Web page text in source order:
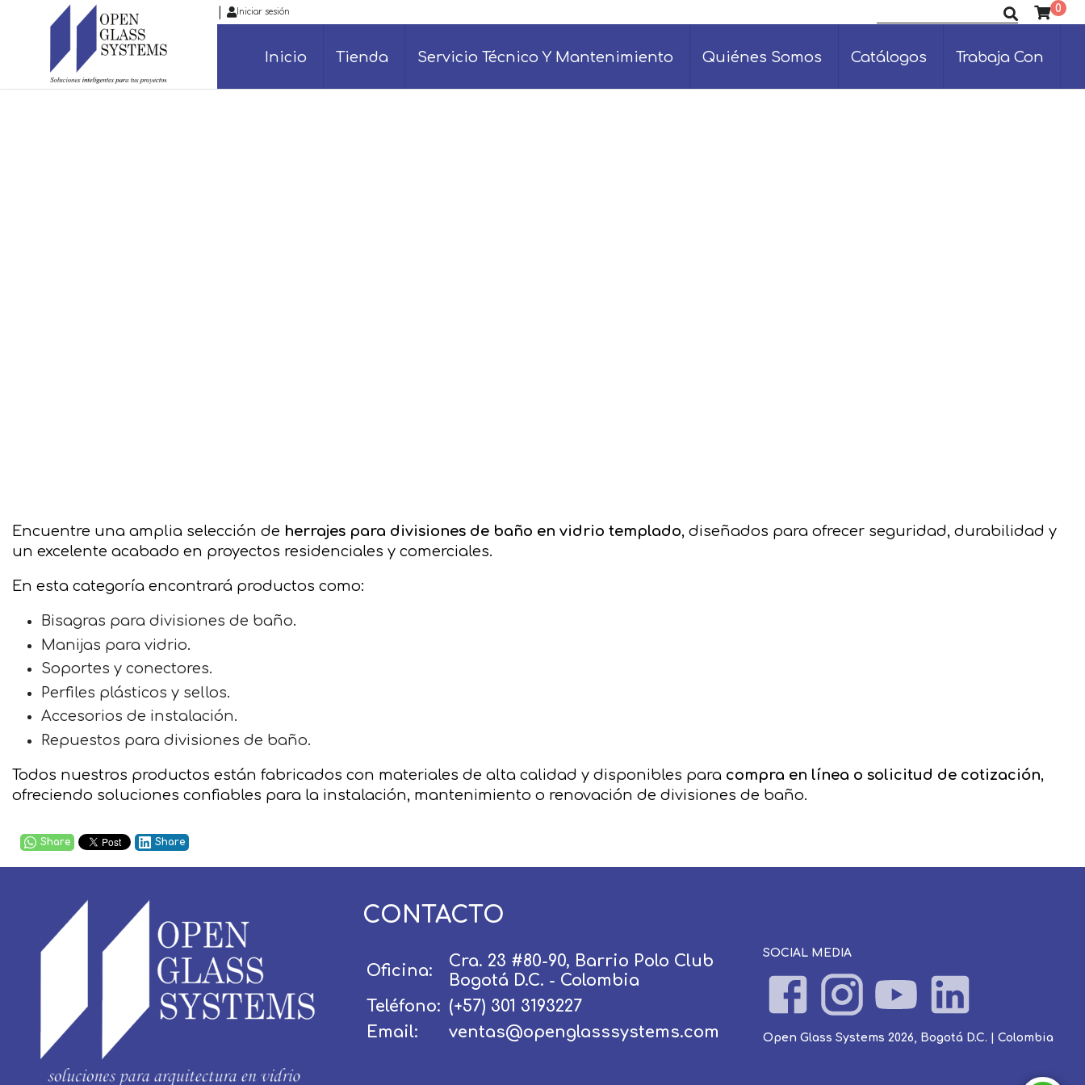
Iniciar sesión 0
Inicio Tienda Servicio Técnico Y Mantenimiento Quiénes Somos Catálogos Trabaja Con
Encuentre una amplia selección de herrajes para divisiones de baño en vidrio templado, diseñados para ofrecer seguridad, durabilidad y
un excelente acabado en proyectos residenciales y comerciales.
En esta categoría encontrará productos como:
Bisagras para divisiones de baño.
Manijas para vidrio.
Soportes y conectores.
Perfiles plásticos y sellos.
Accesorios de instalación.
Repuestos para divisiones de baño.
Todos nuestros productos están fabricados con materiales de alta calidad y disponibles para compra en línea o solicitud de cotización,
ofreciendo soluciones confiables para la instalación, mantenimiento o renovación de divisiones de baño.
Share Share
CONTACTO
Oficina:
Cra. 23 #80-90, Barrio Polo Club
Bogotá D.C. - Colombia
Teléfono: (+57) 301 3193227
Email:
ventas@openglasssystems.com
SOCIAL MEDIA
Open Glass Systems 2026, Bogotá D.C. | Colombia
Recordar Olvidé mi contraseña